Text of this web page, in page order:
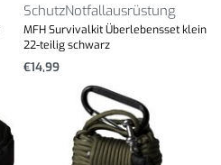
SchutzNotfallausrüstung
MFH Survivalkit Überlebensset klein
22-teilig schwarz
€14,99